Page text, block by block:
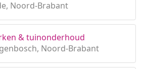
Noord-Brabant
& tuinonderhoud
Noord-Brabant